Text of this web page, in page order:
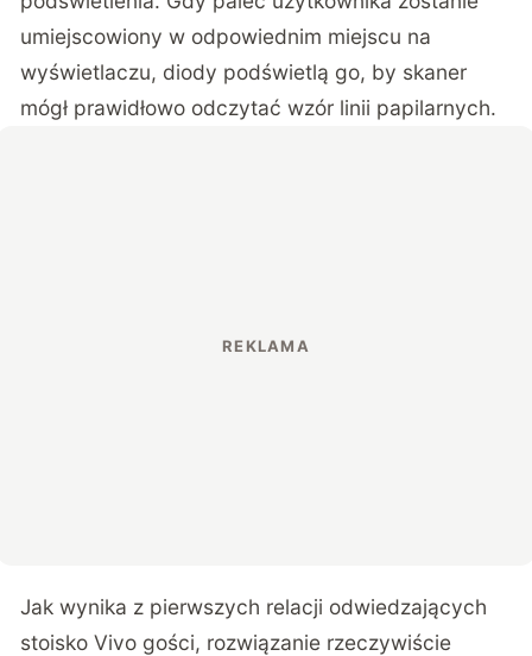
umiejscowiony w odpowiednim miejscu na
wyświetlaczu, diody podświetlą go, by skaner
mógł prawidłowo odczytać wzór linii papilarnych.
Jak wynika z pierwszych relacji odwiedzających
stoisko Vivo gości, rozwiązanie rzeczywiście